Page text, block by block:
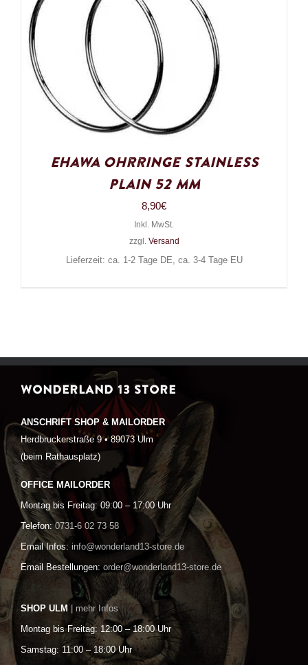
Ehawa Ohrringe Stainless
Plain 52 mm
8,90€
Inkl. MwSt.
zzgl. Versand
Lieferzeit: ca. 1-2 Tage DE, ca. 3-4 Tage EU
WONDERLAND 13 STORE
ANSCHRIFT SHOP & MAILORDER
Herdbruckerstraße 9 • 89073 Ulm
(beim Rathausplatz)
OFFICE MAILORDER
Montag bis Freitag: 09:00 – 17:00 Uhr
Telefon: 0731-6 02 73 58
Email Infos: info@wonderland13-store.de
Email Bestellungen: order@wonderland13-store.de
SHOP ULM | mehr Infos
Montag bis Freitag: 12:00 – 18:00 Uhr
Samstag: 11:00 – 18:00 Uhr